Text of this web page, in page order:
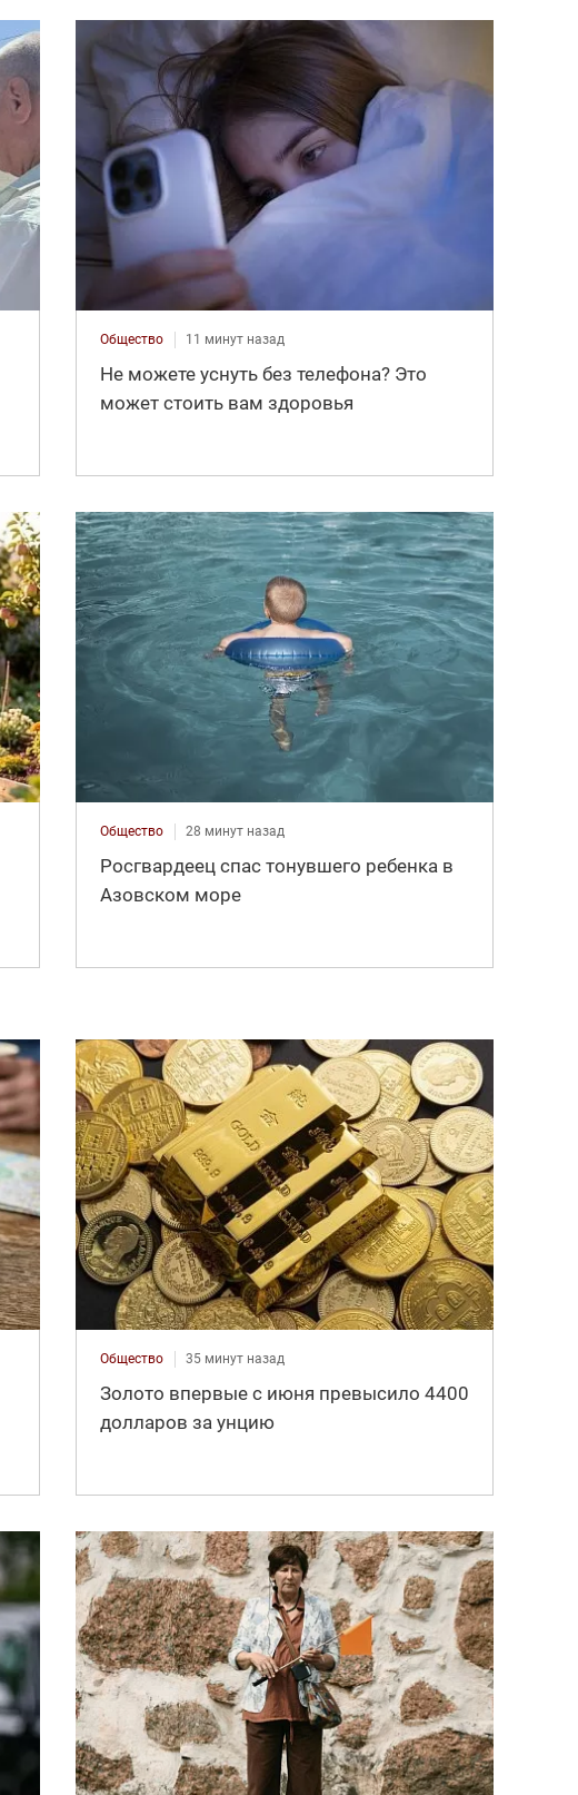
Общество 11 минут назад
Не можете уснуть без телефона? Это
может стоить вам здоровья
Общество 28 минут назад
Росгвардеец спас тонувшего ребенка в
Азовском море
Общество 35 минут назад
Золото впервые с июня превысило 4400
долларов за унцию